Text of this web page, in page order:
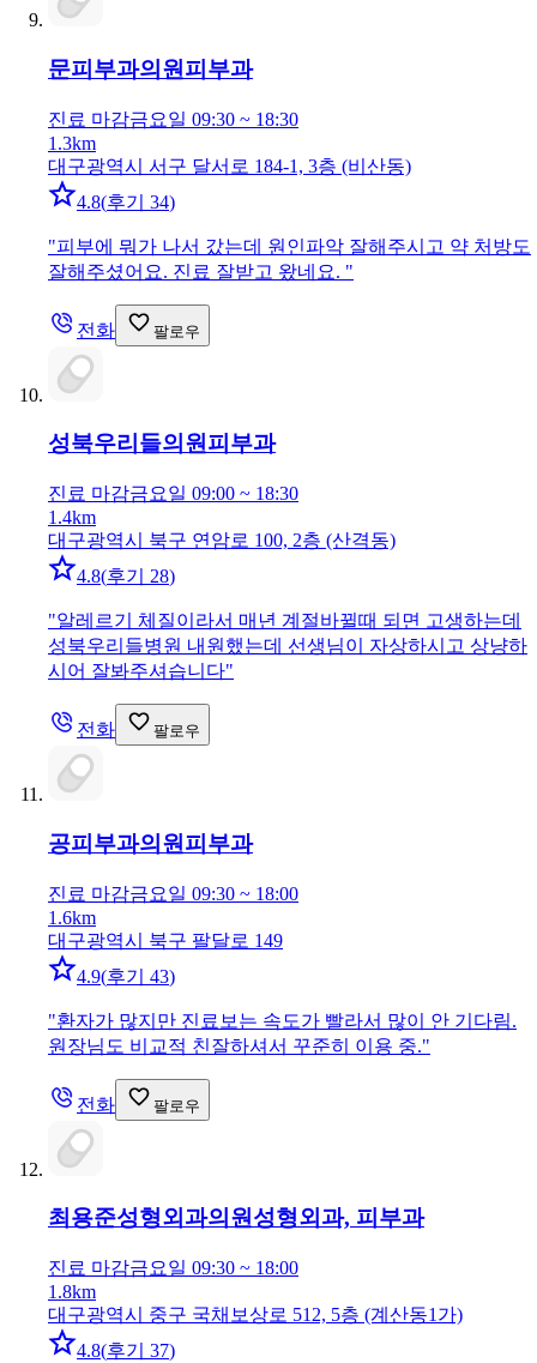
문피부과의원 피부과
진료 마감금요일 09:30 ~ 18:30
1.3km
대구광역시 서구 달서로 184-1, 3층 (비산동)
4.8(후기 34)
"피부에 뭐가 나서 갔는데 원인파악 잘해주시고 약 처방도
잘해주셨어요. 진료 잘받고 왔네요. "
전화 팔로우
성북우리들의원피부과
진료 마감금요일 09:00 ~ 18:30
1.4km
대구광역시 북구 연암로 100, 2층 (산격동)
4.8(후기 28)
"알레르기 체질이라서 매년 계절바뀔때 되면 고생하는데
성북우리들병원 내원했는데 선생님이 자상하시고 상냥하
시어 잘봐주셔습니다"
전화 팔로우
공피부과의원 피부과
진료 마감금요일 09:30 ~ 18:00
1.6km
대구광역시 북구 팔달로 149
4.9(후기 43)
"환자가 많지만 진료보는 속도가 빨라서 많이 안 기다림.
원장님도 비교적 친잘하셔서 꾸준히 이용 중."
전화 팔로우
최용준성형외과의원성형외과, 피부과
진료 마감금요일 09:30 ~ 18:00
1.8km
대구광역시 중구 국채보상로 512, 5층 (계산동1가)
4.8(후기 37)